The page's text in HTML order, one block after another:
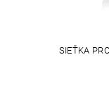
SIEŤKA